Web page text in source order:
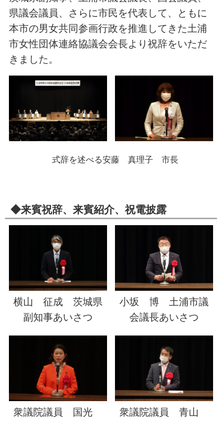
県議会議員、さらに市民を代表して、ともに
本市の男女共同参画行政を推進してきた土浦
市女性団体連絡協議会会長より祝辞をいただ
きました。
式辞を述べる安藤 真理子 市長
◆来賓祝辞、来賓紹介、祝電披露
横山 征成 茨城県
副知事あいさつ
小坂 博 土浦市議
会議長あいさつ
衆議院議員 国光
衆議院議員 青山